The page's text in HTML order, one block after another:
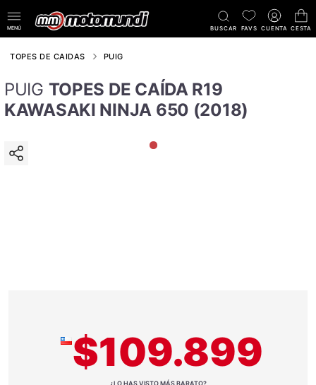
MENÚ BUSCAR FAVS CUENTA CESTA
TOPES DE CAIDAS PUIG
PUIG TOPES DE CAÍDA R19
KAWASAKI NINJA 650 (2018)
$109.899
¿LO HAS VISTO MÁS BARATO?